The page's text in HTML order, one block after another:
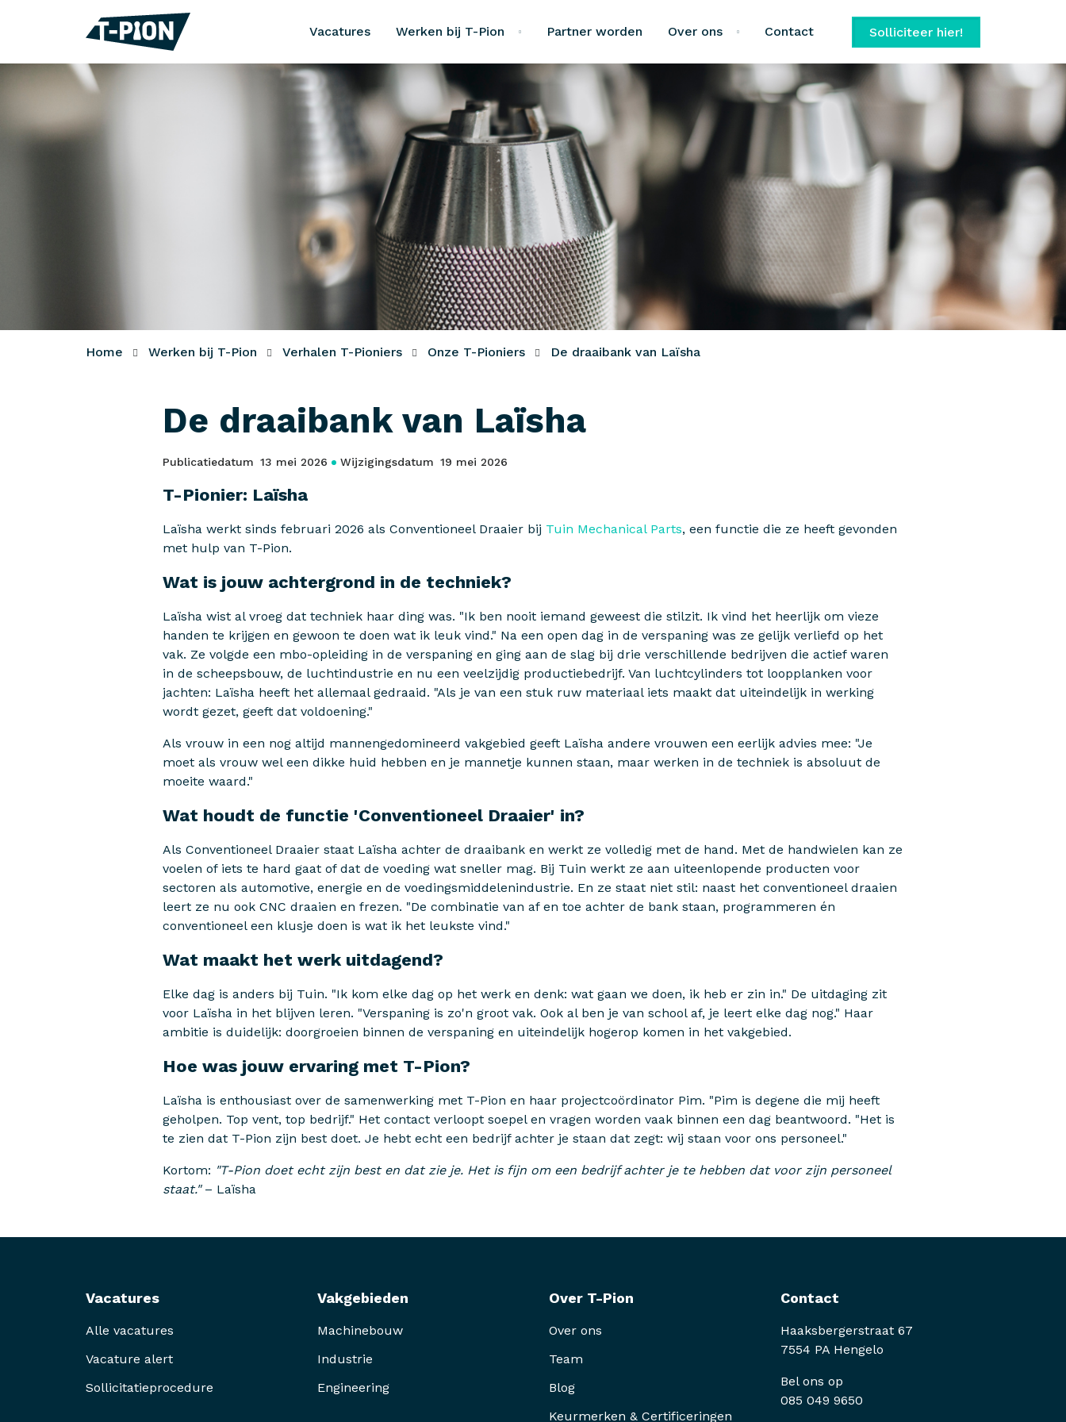
Vacatures Werken bij T-Pion Partner worden Over ons Contact Solliciteer hier!
Home Werken bij T-Pion Verhalen T-Pioniers Onze T-Pioniers De draaibank van Laïsha
De draaibank van Laïsha
Publicatiedatum 13 mei 2026 Wijzigingsdatum 19 mei 2026
T-Pionier: Laïsha
Laïsha werkt sinds februari 2026 als Conventioneel Draaier bij Tuin Mechanical Parts, een functie die ze heeft gevonden
met hulp van T-Pion.
Wat is jouw achtergrond in de techniek?
Laïsha wist al vroeg dat techniek haar ding was. "Ik ben nooit iemand geweest die stilzit. Ik vind het heerlijk om vieze
handen te krijgen en gewoon te doen wat ik leuk vind." Na een open dag in de verspaning was ze gelijk verliefd op het
vak. Ze volgde een mbo-opleiding in de verspaning en ging aan de slag bij drie verschillende bedrijven die actief waren
in de scheepsbouw, de luchtindustrie en nu een veelzijdig productiebedrijf. Van luchtcylinders tot loopplanken voor
jachten: Laïsha heeft het allemaal gedraaid. "Als je van een stuk ruw materiaal iets maakt dat uiteindelijk in werking
wordt gezet, geeft dat voldoening."
Als vrouw in een nog altijd mannengedomineerd vakgebied geeft Laïsha andere vrouwen een eerlijk advies mee: "Je
moet als vrouw wel een dikke huid hebben en je mannetje kunnen staan, maar werken in de techniek is absoluut de
moeite waard."
Wat houdt de functie 'Conventioneel Draaier' in?
Als Conventioneel Draaier staat Laïsha achter de draaibank en werkt ze volledig met de hand. Met de handwielen kan ze
voelen of iets te hard gaat of dat de voeding wat sneller mag. Bij Tuin werkt ze aan uiteenlopende producten voor
sectoren als automotive, energie en de voedingsmiddelenindustrie. En ze staat niet stil: naast het conventioneel draaien
leert ze nu ook CNC draaien en frezen. "De combinatie van af en toe achter de bank staan, programmeren én
conventioneel een klusje doen is wat ik het leukste vind."
Wat maakt het werk uitdagend?
Elke dag is anders bij Tuin. "Ik kom elke dag op het werk en denk: wat gaan we doen, ik heb er zin in." De uitdaging zit
voor Laïsha in het blijven leren. "Verspaning is zo'n groot vak. Ook al ben je van school af, je leert elke dag nog." Haar
ambitie is duidelijk: doorgroeien binnen de verspaning en uiteindelijk hogerop komen in het vakgebied.
Hoe was jouw ervaring met T-Pion?
Laïsha is enthousiast over de samenwerking met T-Pion en haar projectcoördinator Pim. "Pim is degene die mij heeft
geholpen. Top vent, top bedrijf." Het contact verloopt soepel en vragen worden vaak binnen een dag beantwoord. "Het is
te zien dat T-Pion zijn best doet. Je hebt echt een bedrijf achter je staan dat zegt: wij staan voor ons personeel."
Kortom: "T-Pion doet echt zijn best en dat zie je. Het is fijn om een bedrijf achter je te hebben dat voor zijn personeel
staat."– Laïsha
Vacatures
Alle vacatures
Vacature alert
Sollicitatieprocedure
Vakgebieden
Machinebouw
Industrie
Engineering
Over T-Pion
Over ons
Team
Blog
Keurmerken & Certificeringen
Contact
Haaksbergerstraat 67
7554 PA Hengelo
Bel ons op
085 049 9650